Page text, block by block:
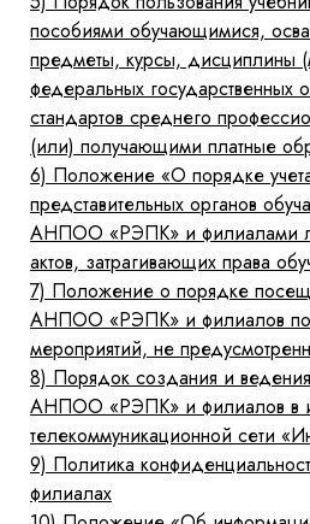
пособиями обучающимися,
предметы, курсы, дисциплины
федеральных государственных
стандартов среднего
(или) получающими платные
6) Положение «О порядке
представительных органов
АНПОО «РЭПК» и филиалами
актов, затрагивающих права
7) Положение о порядке
АНПОО «РЭПК» и филиалов по
мероприятий, не
8) Порядок создания и
АНПОО «РЭПК» и филиалов в
телекоммуникационной сети
9) Политика
филиалах